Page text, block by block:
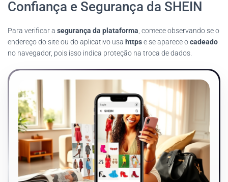
Confiança e Segurança da SHEIN
Para verificar a segurança da plataforma , comece observando se o
endereço do site ou do aplicativo usa httpse se aparece ocadeado
no navegador, pois isso indica proteção na troca de dados.